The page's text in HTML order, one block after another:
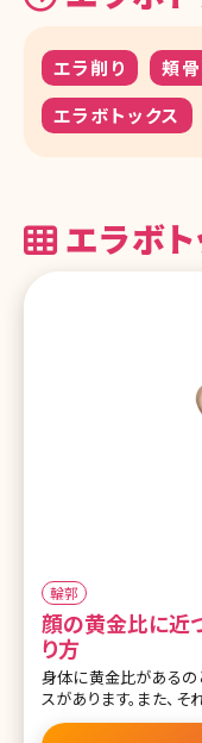
エラ削り 頬
エラボトックス
エラボト
輪郭
顔の黄金比に近
り方
身体に黄金比があるの
スがあります。また、そ
ーツ位置のバランス、